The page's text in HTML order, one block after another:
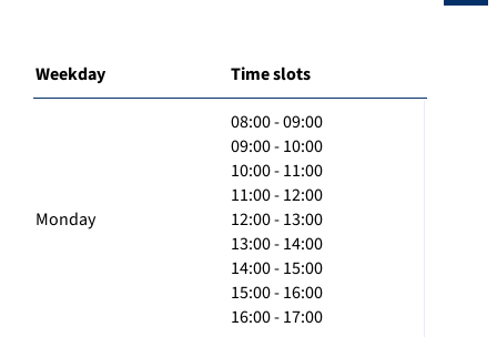
Weekday Time slots
Monday
08:00 - 09:00
09:00 - 10:00
10:00 - 11:00
11:00 - 12:00
12:00 - 13:00
13:00 - 14:00
14:00 - 15:00
15:00 - 16:00
16:00 - 17:00